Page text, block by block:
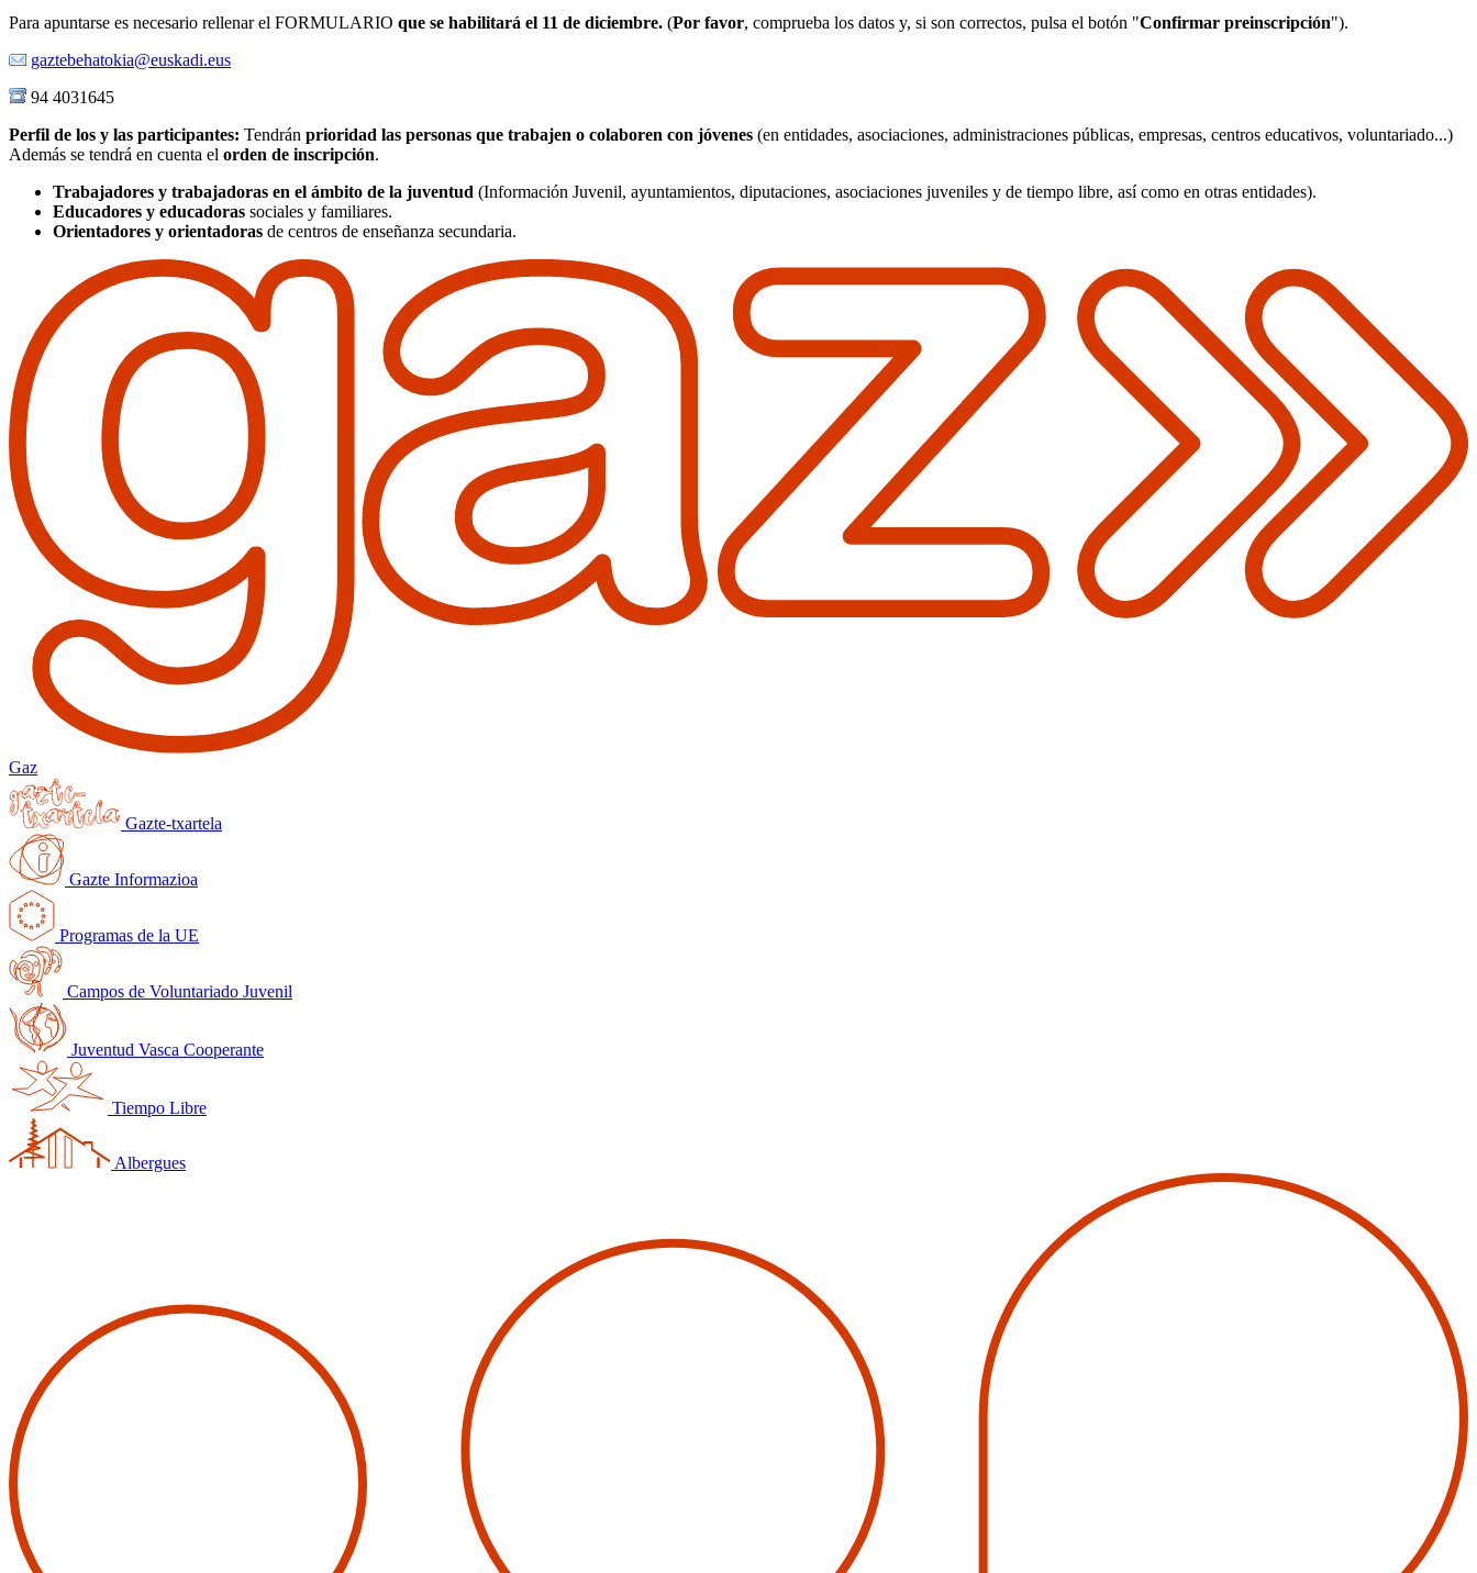
Para apuntarse es necesario rellenar el FORMULARIO que se habilitará el 11 de diciembre. (Por favor, comprueba los datos y, si son correctos, pulsa el botón "Confirmar preinscripción").
gaztebehatokia@euskadi.eus
94 4031645
Perfil de los y las participantes: Tendrán prioridad las personas que trabajen o colaboren con jóvenes (en entidades, asociaciones, administraciones públicas, empresas, centros educativos, voluntariado...)
Además se tendrá en cuenta el orden de inscripción.
Trabajadores y trabajadoras en el ámbito de la juventud (Información Juvenil, ayuntamientos, diputaciones, asociaciones juveniles y de tiempo libre, así como en otras entidades).
Educadores y educadoras sociales y familiares.
Orientadores y orientadoras de centros de enseñanza secundaria.
Gaz
Gazte-txartela
Gazte Informazioa
Programas de la UE
Campos de Voluntariado Juvenil
Juventud Vasca Cooperante
Tiempo Libre
Albergues